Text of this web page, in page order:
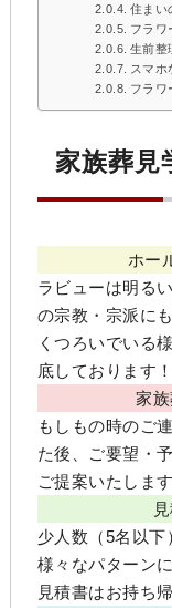
住まい
フラワ
生前整
スマホ
フラワ
家族葬見
ホー
ラビューは明る
の宗教・宗派に
くつろいでいる
底しております！
家
もしもの時のご
た後、ご要望・
ご提案いたしま
少人数（5名以
様々なパターン
見積書はお持ち